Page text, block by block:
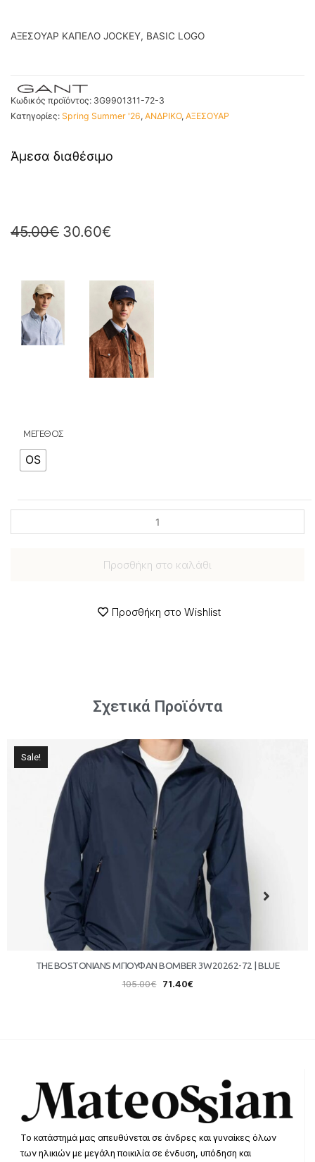
ΑΞΕΣΟΥΑΡ ΚΑΠΕΛΟ JOCKEY, BASIC LOGO
Κωδικός προϊόντος: 3G9901311-72-3
Κατηγορίες: Spring Summer '26, ΑΝΔΡΙΚΟ, ΑΞΕΣΟΥΑΡ
Άμεσα διαθέσιμο
45.00€ 30.60€
ΜΕΓΕΘΟΣ
OS
Προσθήκη στο καλάθι
Προσθήκη στο Wishlist
Σχετικά Προϊόντα
Sale!
THE BOSTONIANS ΜΠΟΥΦΑΝ BOMBER 3W20262-72 | BLUE
105.00€ 71.40€
Το κατάστημά μας απευθύνεται σε άνδρες και γυναίκες όλων
των ηλικιών με μεγάλη ποικιλία σε ένδυση, υπόδηση και